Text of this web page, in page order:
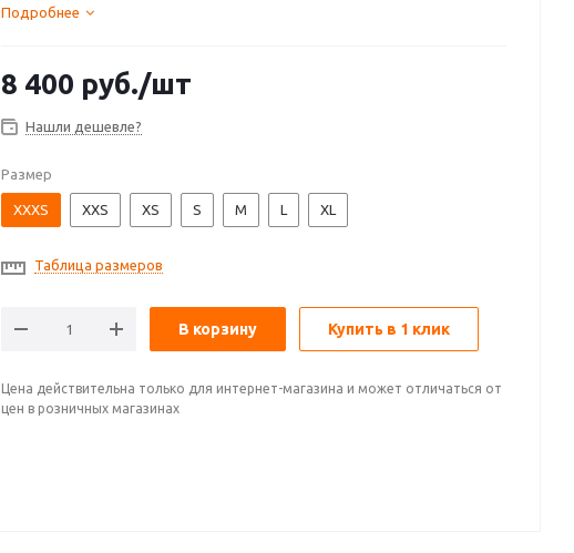
Подробнее
8 400 руб./шт
Нашли дешевле?
Размер
XXXS XXS XS S M L XL
Таблица размеров
В корзину Купить в 1 клик
Цена действительна только для интернет-магазина и может отличаться от
цен в розничных магазинах